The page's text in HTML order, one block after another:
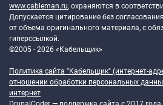
www.cableman.ru, охраняются в
Допускается цитирование без
от объема оригинального материала, с
гиперссылкой.
©2005 - 2026 «Кабельщик»
Политика сайта "Кабельщик" (интернет-
отношении обработки персональных
интернет